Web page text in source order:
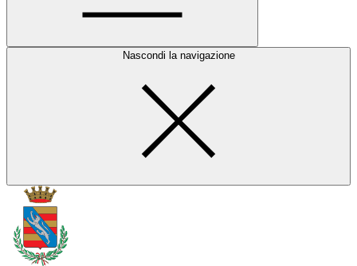
Nascondi la navigazione